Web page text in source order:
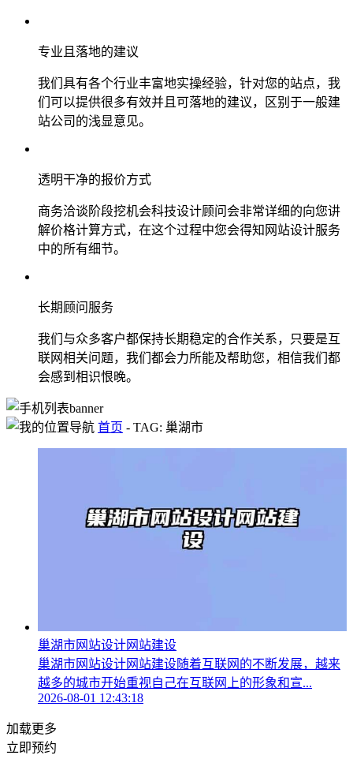
专业且落地的建议
我们具有各个行业丰富地实操经验，针对您的站点，我
们可以提供很多有效并且可落地的建议，区别于一般建
站公司的浅显意见。
透明干净的报价方式
商务洽谈阶段挖机会科技设计顾问会非常详细的向您讲
解价格计算方式，在这个过程中您会得知网站设计服务
中的所有细节。
长期顾问服务
我们与众多客户都保持长期稳定的合作关系，只要是互
联网相关问题，我们都会力所能及帮助您，相信我们都
会感到相识恨晚。
首页 - TAG: 巢湖市
巢湖市网站设计网站建设
巢湖市网站设计网站建设随着互联网的不断发展，越来
越多的城市开始重视自己在互联网上的形象和宣...
2026-08-01 12:43:18
加载更多
立即预约